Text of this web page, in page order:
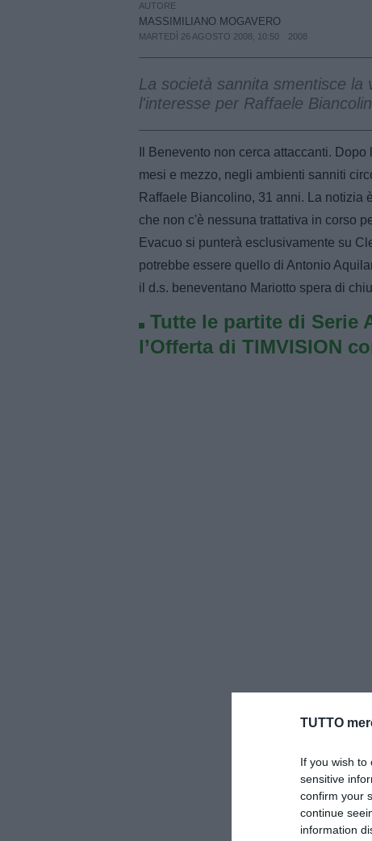
TUTTO
If you wish to
sensitive
confirm your
continue
information
AUTORE
MASSIMILIANO MOGAVERO
MARTEDÌ 26 AGOSTO 2008, 10:50 2008
La società sannita smentisce la
l'interesse per Raffaele
Il Benevento non cerca attaccanti.
mesi e mezzo, negli ambienti sanniti
Raffaele Biancolino, 31 anni. La notizia
che non c'è nessuna trattativa in corso
Evacuo si punterà esclusivamente su
potrebbe essere quello di Antonio
il d.s. beneventano Mariotto spera di
Tutte le partite di Serie
l’Offerta di TIMVISION